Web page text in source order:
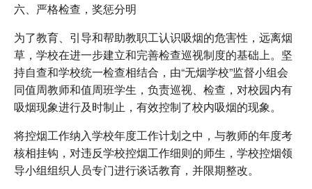
六、严格检查，奖惩分明
为了教育、引导和帮助教职工认识吸烟的危害性，远离烟
草，学校在进一步建立和完善检查巡视制度的基础上。坚
持自查和学校统一检查相结合，由“无烟学校”监督小组会
同值周教师和值周班学生，负责巡视、检查，对校园内有
吸烟现象进行及时制止，有效控制了校内吸烟的现象。
将控烟工作纳入学校年度工作计划之中，与教师的年度考
核相挂钩，对违反学校控烟工作细则的师生，学校控烟领
导小组组织人员专门进行谈话教育，并限期整改。